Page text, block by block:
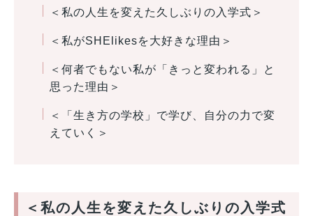
＜私の人生を変えた久しぶりの入学式＞
＜私がSHElikesを大好きな理由＞
＜何者でもない私が「きっと変われる」と
思った理由＞
＜「生き方の学校」で学び、自分の力で変
えていく＞
＜私の人生を変えた久しぶりの入学式